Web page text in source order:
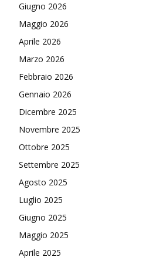
Giugno 2026
Maggio 2026
Aprile 2026
Marzo 2026
Febbraio 2026
Gennaio 2026
Dicembre 2025
Novembre 2025
Ottobre 2025
Settembre 2025
Agosto 2025
Luglio 2025
Giugno 2025
Maggio 2025
Aprile 2025